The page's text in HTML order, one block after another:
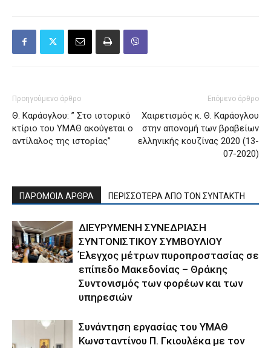
Προηγούμενο άρθρο
Θ. Καράογλου: ” Στο ιστορικό
κτίριο του ΥΜΑΘ ακούγεται ο
αντίλαλος της ιστορίας”
Επόμενο άρθρο
Χαιρετισμός κ. Θ. Καράογλου
στην απονομή των βραβείων
ελληνικής κουζίνας 2020 (13-
07-2020)
ΠΑΡΟΜΟΙΑ ΑΡΘΡΑ ΠΕΡΙΣΣΟΤΕΡΑ ΑΠΟ ΤΟΝ ΣΥΝΤΑΚΤΗ
ΔΙΕΥΡΥΜΕΝΗ ΣΥΝΕΔΡΙΑΣΗ
ΣΥΝΤΟΝΙΣΤΙΚΟΥ ΣΥΜΒΟΥΛΙΟΥ
Έλεγχος μέτρων πυροπροστασίας σε
επίπεδο Μακεδονίας – Θράκης
Συντονισμός των φορέων και των
υπηρεσιών
Συνάντηση εργασίας του ΥΜΑΘ
Κωνσταντίνου Π. Γκιουλέκα με τον